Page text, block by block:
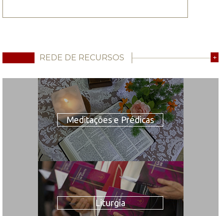
REDE DE RECURSOS +
Meditações e Prédicas
Liturgia